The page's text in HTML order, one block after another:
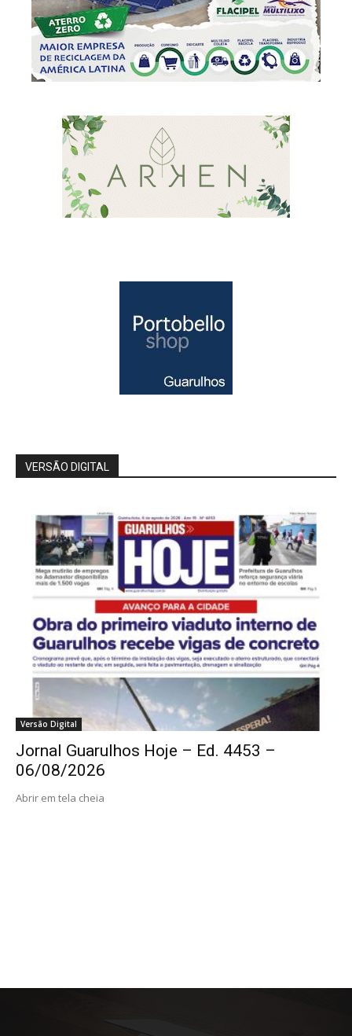
VERSÃO DIGITAL
Versão Digital
Jornal Guarulhos Hoje – Ed. 4453 –
06/08/2026
Abrir em tela cheia